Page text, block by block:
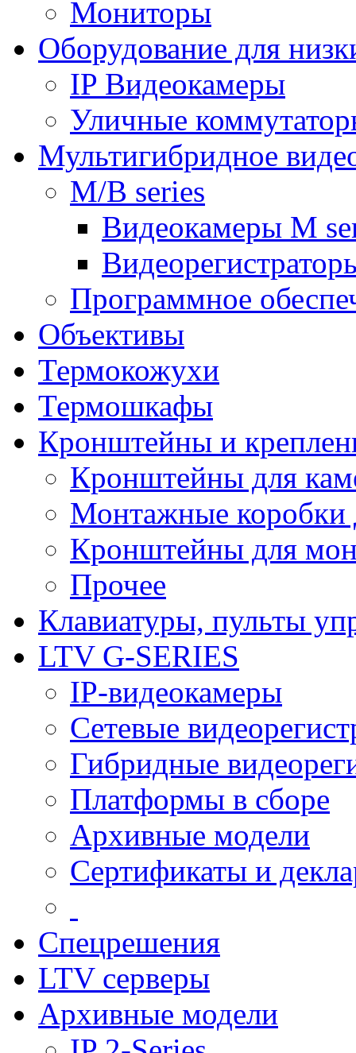
Мониторы
Оборудование для
IP Видеокамеры
Уличные
Мультигибридное
M/B series
Видеокамеры M
Программное
Объективы
Термокожухи
Термошкафы
Кронштейны и
Кронштейны для
Монтажные коробки
Кронштейны для
Прочее
Клавиатуры, пульты
LTV G-SERIES
IP-видеокамеры
Сетевые
Гибридные
Платформы в сборе
Архивные модели
Сертификаты и
Спецрешения
LTV серверы
Архивные модели